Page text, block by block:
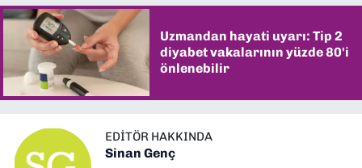
Uzmandan hayati uyarı: Tip 2
diyabet vakalarının yüzde 80'i
önlenebilir
EDITÖR HAKKINDA
Sinan Genç